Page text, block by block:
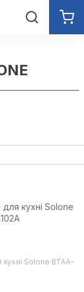
кухні Solone BTAA-